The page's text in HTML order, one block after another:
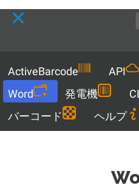
ActiveBarcode API
Word
発電機
バーコード
ヘルプ